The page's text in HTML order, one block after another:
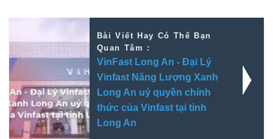
Bài Viết Hay Có Thể Bạn
Quan Tâm :
VinFast Long An - Đại Lý
Vinfast Năng Lượng Xanh
Long An uỷ quyền chính
thức của Vinfast tại tỉnh
Long An